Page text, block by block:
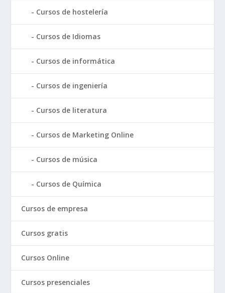
Cursos de hostelería
Cursos de Idiomas
Cursos de informática
Cursos de ingeniería
Cursos de literatura
Cursos de Marketing Online
Cursos de música
Cursos de Química
Cursos de empresa
Cursos gratis
Cursos Online
Cursos presenciales